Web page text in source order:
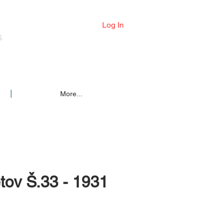
Log In
More...
Š.33 - 1931